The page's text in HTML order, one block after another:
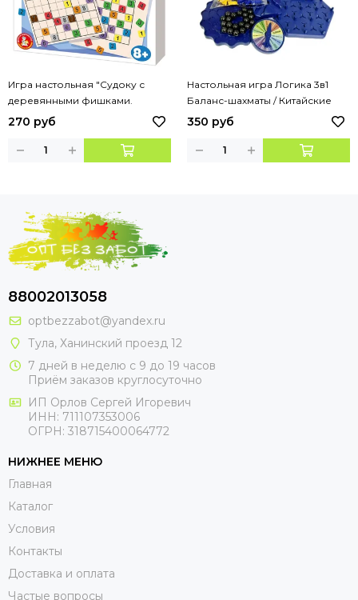
Игра настольная "Судоку с
деревянными фишками.
Цифры"
270 руб
Настольная игра Логика 3в1
Баланс-шахматы / Китайские
шахматы / Магнитные шахматы
350 руб
88002013058
optbezzabot@yandex.ru
Тула, Ханинский проезд 12
7 дней в неделю с 9 до 19 часов
Приём заказов круглосуточно
ИП Орлов Сергей Игоревич
ИНН: 711107353006
ОГРН: 318715400064772
НИЖНЕЕ МЕНЮ
Главная
Каталог
Условия
Контакты
Доставка и оплата
Частые вопросы